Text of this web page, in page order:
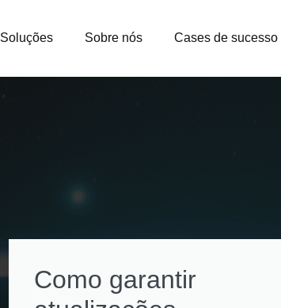
Soluções Sobre nós Cases de sucesso
Como garantir